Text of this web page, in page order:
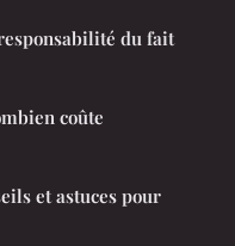
du fait
coûte
et astuces pour